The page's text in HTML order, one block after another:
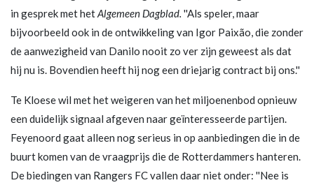
in gesprek met hetAlgemeen Dagblad. ''Als speler, maar
bijvoorbeeld ook in de ontwikkeling van Igor Paixão, die zonder
de aanwezigheid van Danilo nooit zo ver zijn geweest als dat
hij nu is. Bovendien heeft hij nog een driejarig contract bij ons.''
Te Kloese wil met het weigeren van het miljoenenbod opnieuw
een duidelijk signaal afgeven naar geïnteresseerde partijen.
Feyenoord gaat alleen nog serieus in op aanbiedingen die in de
buurt komen van de vraagprijs die de Rotterdammers hanteren.
De biedingen van Rangers FC vallen daar niet onder: ''Nee is